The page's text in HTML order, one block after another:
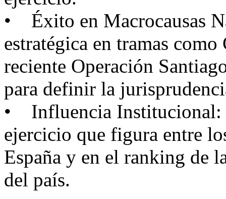
• Éxito en Macrocausas
estratégica en tramas
reciente Operación
para definir la
• Influencia Institucional:
ejercicio que figura entre
España y en el ranking de
del país.